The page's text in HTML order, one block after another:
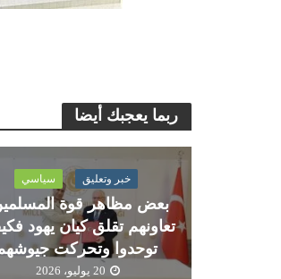
ربما يعجبك أيضا
خبر وتعليق سياسي
بعض مظاهر قوة
تعاونهم تقلق كيان يهود
توحدوا وتحركت
20 يوليو، 2026